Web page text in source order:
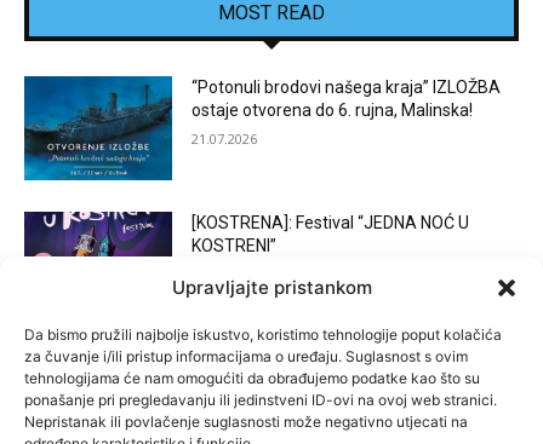
Upravljajte pristankom
Da bismo pružili najbolje iskustvo, koristimo tehnologije poput kolačića
za čuvanje i/ili pristup informacijama o uređaju. Suglasnost s ovim
tehnologijama će nam omogućiti da obrađujemo podatke kao što su
ponašanje pri pregledavanju ili jedinstveni ID-ovi na ovoj web stranici.
Nepristanak ili povlačenje suglasnosti može negativno utjecati na
MOST READ
“Potonuli brodovi našega kraja” IZLOŽBA
ostaje otvorena do 6. rujna, Malinska!
21.07.2026
[KOSTRENA]: Festival “JEDNA NOĆ U
KOSTRENI”
[BAKAR]: MARGARETINO LETO 2026!
15.07.2026